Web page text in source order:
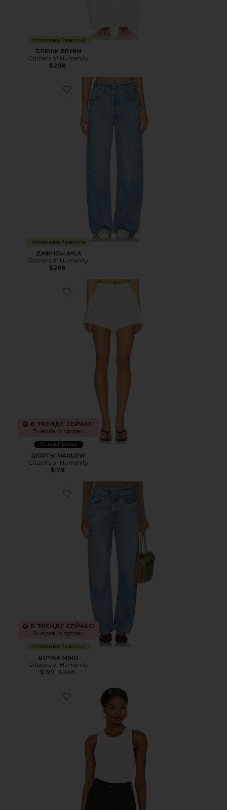
Устойчивое Развитие
БРЮКИ BRYNN
Citizens of Humanity
$298
Favorite ДЖИНСЫ AYLA
Устойчивое Развитие
ДЖИНСЫ AYLA
Citizens of Humanity
$268
Favorite ШОРТЫ MARLOW
В ТРЕНДЕ СЕЙЧАС!
7 недавно продан
Лидер Продаж
ШОРТЫ MARLOW
Citizens of Humanity
$178
Favorite БОЧКА MIRO
В ТРЕНДЕ СЕЙЧАС!
9 недавно продан
Устойчивое Развитие
БОЧКА MIRO
Citizens of Humanity
$199
Previous price:
$268
Favorite МАЙКА ISABEL